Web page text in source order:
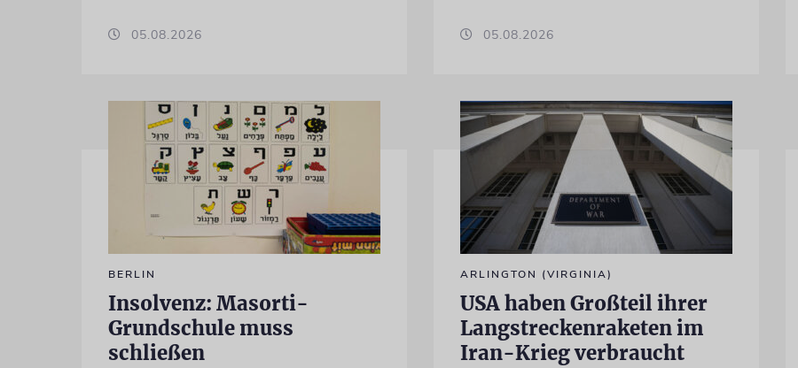
05.08.2026 05.08.2026
BERLIN
Insolvenz: Masorti-
Grundschule muss
schließen
ARLINGTON (VIRGINIA)
USA haben Großteil ihrer
Langstreckenraketen im
Iran-Krieg verbraucht